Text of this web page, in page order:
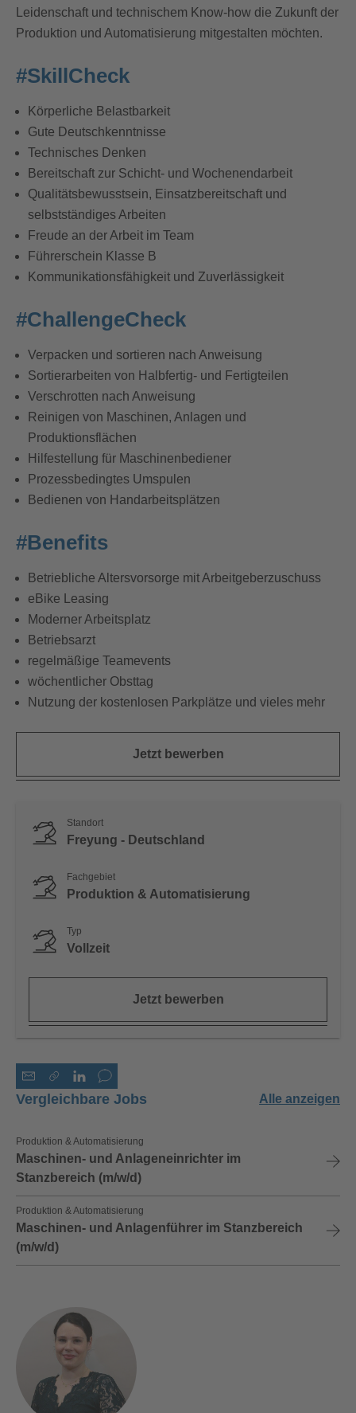
Leidenschaft und technischem Know-how die Zukunft der
Produktion und Automatisierung mitgestalten möchten.
#SkillCheck
Körperliche Belastbarkeit
Gute Deutschkenntnisse
Technisches Denken
Bereitschaft zur Schicht- und Wochenendarbeit
Qualitätsbewusstsein, Einsatzbereitschaft und
selbstständiges Arbeiten
Freude an der Arbeit im Team
Führerschein Klasse B
Kommunikationsfähigkeit und Zuverlässigkeit
#ChallengeCheck
Verpacken und sortieren nach Anweisung
Sortierarbeiten von Halbfertig- und Fertigteilen
Verschrotten nach Anweisung
Reinigen von Maschinen, Anlagen und
Produktionsflächen
Hilfestellung für Maschinenbediener
Prozessbedingtes Umspulen
Bedienen von Handarbeitsplätzen
#Benefits
Betriebliche Altersvorsorge mit Arbeitgeberzuschuss
eBike Leasing
Moderner Arbeitsplatz
Betriebsarzt
regelmäßige Teamevents
wöchentlicher Obsttag
Nutzung der kostenlosen Parkplätze und vieles mehr
Jetzt bewerben
Standort
Freyung - Deutschland
Fachgebiet
Produktion & Automatisierung
Typ
Vollzeit
Jetzt bewerben
Vergleichbare Jobs Alle anzeigen
Produktion & Automatisierung
Maschinen- und Anlageneinrichter im
Stanzbereich (m/w/d)
Produktion & Automatisierung
Maschinen- und Anlagenführer im Stanzbereich
(m/w/d)